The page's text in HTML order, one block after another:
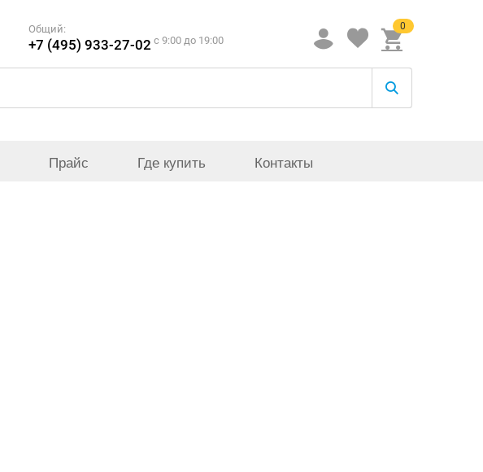
Общий:
+7 (495) 933-27-02 c 9:00 до 19:00
0
Прайс Где купить Контакты